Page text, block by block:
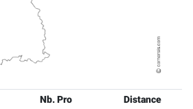
Nb. Pro
Distance